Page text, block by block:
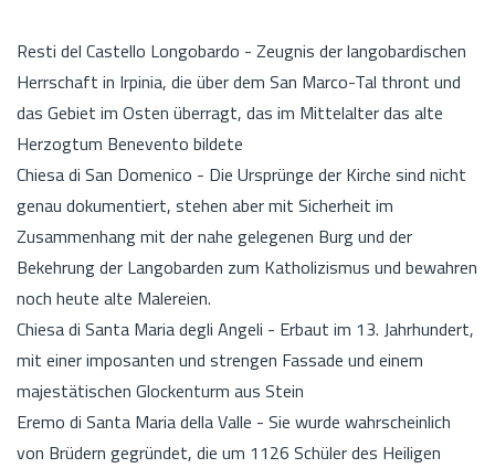
Resti del Castello Longobardo - Zeugnis der langobardischen
Herrschaft in Irpinia, die über dem San Marco-Tal thront und
das Gebiet im Osten überragt, das im Mittelalter das alte
Herzogtum Benevento bildete
Chiesa di San Domenico - Die Ursprünge der Kirche sind nicht
genau dokumentiert, stehen aber mit Sicherheit im
Zusammenhang mit der nahe gelegenen Burg und der
Bekehrung der Langobarden zum Katholizismus und bewahren
noch heute alte Malereien.
Chiesa di Santa Maria degli Angeli - Erbaut im 13. Jahrhundert,
mit einer imposanten und strengen Fassade und einem
majestätischen Glockenturm aus Stein
Eremo di Santa Maria della Valle - Sie wurde wahrscheinlich
von Brüdern gegründet, die um 1126 Schüler des Heiligen